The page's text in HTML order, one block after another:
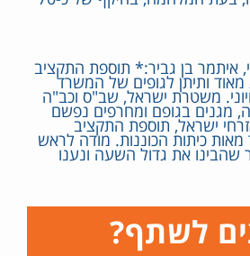
איתמר בן גביר:* תוספת התקציב
ותיתן לגופים של המשרד
משטרת ישראל, שב"ס וכב"ה
מגנים בגופם ומחרפים נפשם
ישראל, תוספת התקציב
כיתות הכוננות. מודה לראש
את גדול השעה ונענו
לשתף?